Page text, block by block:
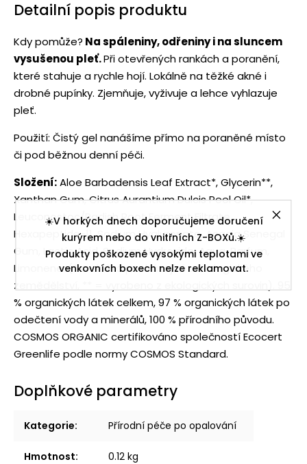
☀️V horkých dnech doporučujeme doručení
kurýrem nebo do vnitřních Z-BOXů.☀️
Produkty poškozené vysokými teplotami ve
venkovních boxech nelze reklamovat.
Detailní popis produktu
Kdy pomůže? Na spáleniny, odřeniny i na sluncem
vysušenou pleť.Při otevřených rankách a poranění,
které stahuje a rychle hojí. Lokálně na těžké akné i
drobné pupínky. Zjemňuje, vyživuje a lehce vyhlazuje
pleť.
Použití: Čistý gel nanášíme přímo na poraněné místo
či pod běžnou denní péči.
Složení:Aloe Barbadensis Leaf Extract*, Glycerin**,
Xanthan Gum, Citrus Aurantium Dulcis Peel Oil*,
Leuconostoc/Radish Root Ferment Filtrate,
Hexapeptide-11, Sodium Hyaluronate, Acacia Senegal
Gum, Lactic Acid, Sodium Hydroxide, Aqua, Parfum,
Limonene.(* = složka pocházející z ekologického
zemědělství, ** = vyrobeno z ekologických surovin). 95
% organických látek celkem, 97 % organických látek po
odečtení vody a minerálů, 100 % přírodního původu.
COSMOS ORGANIC certifikováno společností Ecocert
Greenlife podle normy COSMOS Standard.
Doplňkové parametry
Kategorie: Přírodní péče po opalování
Hmotnost: 0.12 kg